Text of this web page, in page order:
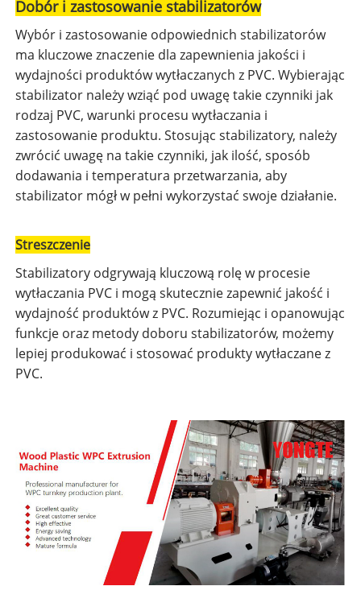
Dobór i zastosowanie stabilizatorów
Wybór i zastosowanie odpowiednich stabilizatorów
ma kluczowe znaczenie dla zapewnienia jakości i
wydajności produktów wytłaczanych z PVC. Wybierając
stabilizator należy wziąć pod uwagę takie czynniki jak
rodzaj PVC, warunki procesu wytłaczania i
zastosowanie produktu. Stosując stabilizatory, należy
zwrócić uwagę na takie czynniki, jak ilość, sposób
dodawania i temperatura przetwarzania, aby
stabilizator mógł w pełni wykorzystać swoje działanie.
Streszczenie
Stabilizatory odgrywają kluczową rolę w procesie
wytłaczania PVC i mogą skutecznie zapewnić jakość i
wydajność produktów z PVC. Rozumiejąc i opanowując
funkcje oraz metody doboru stabilizatorów, możemy
lepiej produkować i stosować produkty wytłaczane z
PVC.